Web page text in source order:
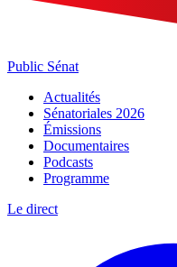
Public Sénat
Actualités
Sénatoriales 2026
Émissions
Documentaires
Podcasts
Programme
Le direct